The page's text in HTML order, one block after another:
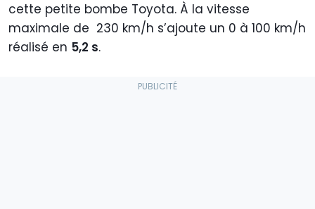
cette petite bombe Toyota. À la vitesse
maximale de 230 km/h s’ajoute un 0 à 100 km/h
réalisé en 5,2 s.